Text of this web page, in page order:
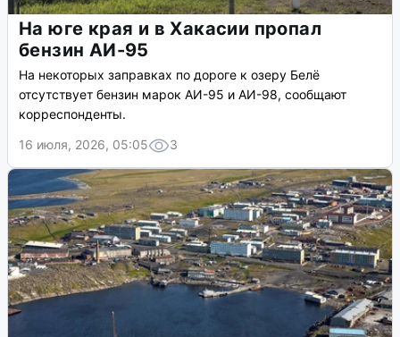
На юге края и в Хакасии пропал
бензин АИ-95
На некоторых заправках по дороге к озеру Белё
отсутствует бензин марок АИ-95 и АИ-98, сообщают
корреспонденты.
16 июля, 2026, 05:05
3